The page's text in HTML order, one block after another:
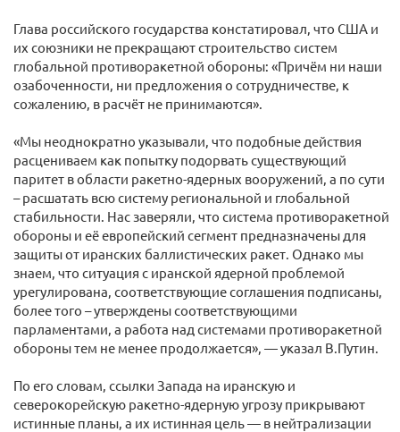
Глава российского государства констатировал, что США и
их союзники не прекращают строительство систем
глобальной противоракетной обороны: «Причём ни наши
озабоченности, ни предложения о сотрудничестве, к
сожалению, в расчёт не принимаются».
«Мы неоднократно указывали, что подобные действия
расцениваем как попытку подорвать существующий
паритет в области ракетно-ядерных вооружений, а по сути
– расшатать всю систему региональной и глобальной
стабильности. Нас заверяли, что система противоракетной
обороны и её европейский сегмент предназначены для
защиты от иранских баллистических ракет. Однако мы
знаем, что ситуация с иранской ядерной проблемой
урегулирована, соответствующие соглашения подписаны,
более того – утверждены соответствующими
парламентами, а работа над системами противоракетной
обороны тем не менее продолжается», — указал В.Путин.
По его словам, ссылки Запада на иранскую и
северокорейскую ракетно-ядерную угрозу прикрывают
истинные планы, а их истинная цель — в нейтрализации